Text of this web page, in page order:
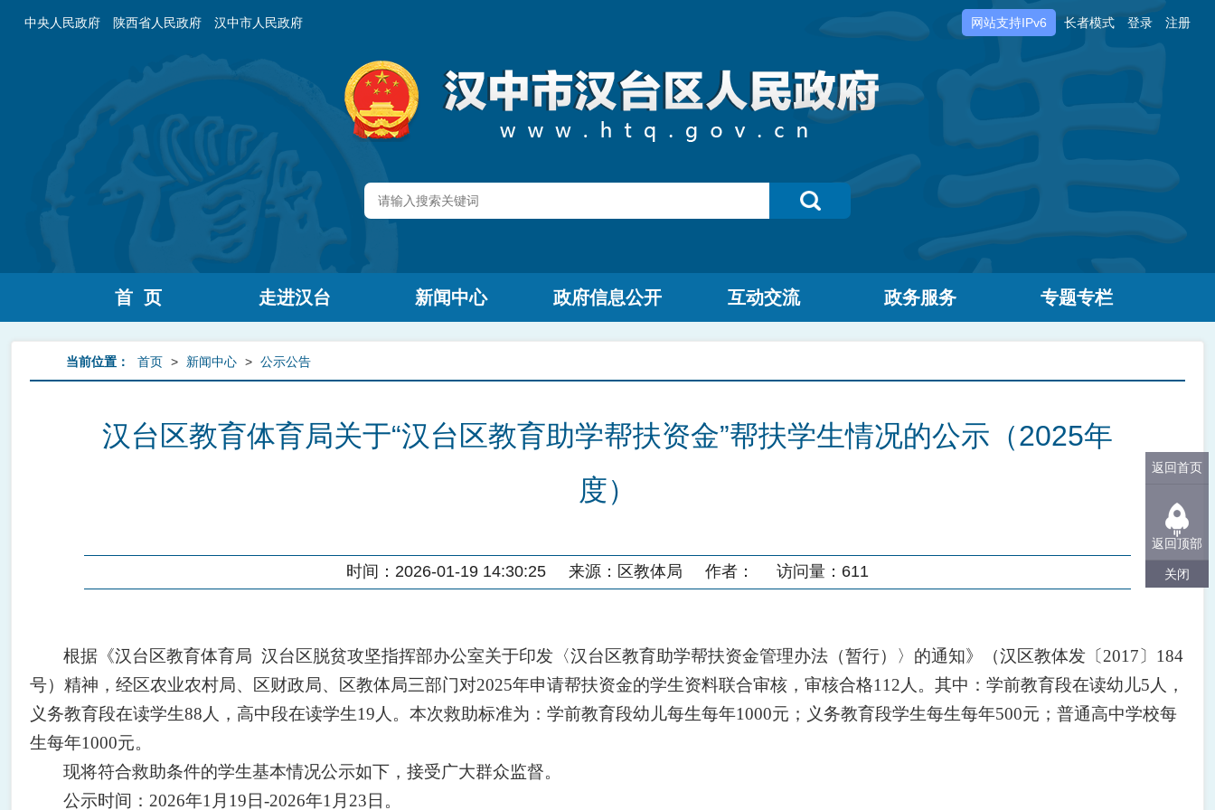
中央人民政府 陕西省人民政府 汉中市人民政府 网站支持IPv6 长者模式 登录 注册
首 页 走进汉台 新闻中心 政府信息公开 互动交流 政务服务 专题专栏
当前位置： 首页 > 新闻中心 > 公示公告
汉台区教育体育局关于“汉台区教育助学帮扶资金”帮扶学生情况的公示（2025年
度）
时间：2026-01-19 14:30:25 来源： 区教体局 作者： 访问量： 611
根据《汉台区教育体育局 汉台区脱贫攻坚指挥部办公室关于印发〈汉台区教育助学帮扶资金管理办法（暂行）〉的通知》（汉区教体发〔 2017〕184
号）精神， 经区农业农村局、区财政局、区教体局三部门对2025年申请帮扶资金的学生资料联合审核，审核合格112 人。其中：学前教育段在读幼儿5 人，
义务教育段在读学生88 人，高中段在读学生19 人 。 本次救助标准为：学前教育段幼儿每生每年1000元；义务教育段学生每生每年500元；普通高中学校每
生每年1000元。
现将符合救助条件的学生基本情况公示如下，接受广大群众监督。
公示时间 ： 2026年1月19日-2026年1月23日。
返回首页
返回顶部
关闭